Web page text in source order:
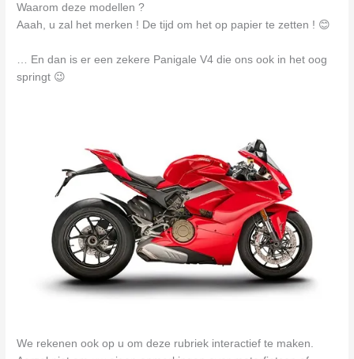
Waarom deze modellen ?
Aaah, u zal het merken ! De tijd om het op papier te zetten ! 😊
… En dan is er een zekere Panigale V4 die ons ook in het oog
springt 😉
We rekenen ook op u om deze rubriek interactief te maken.